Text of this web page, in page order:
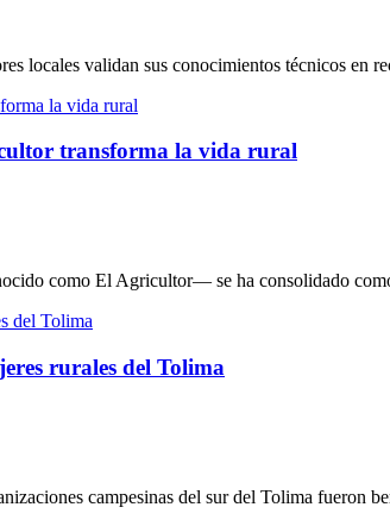
locales validan sus conocimientos técnicos en
transforma la vida rural
como El Agricultor— se ha consolidado
rurales del Tolima
campesinas del sur del Tolima fueron